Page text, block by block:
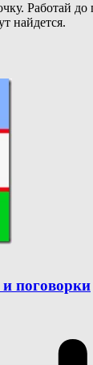
Работай до
найдется.
поговорки